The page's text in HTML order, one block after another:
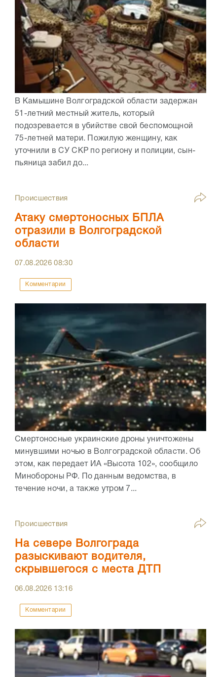
В Камышине Волгоградской области задержан
51-летний местный житель, который
подозревается в убийстве свой беспомощной
75-летней матери. Пожилую женщину, как
уточнили в СУ СКР по региону и полиции, сын-
пьяница забил до...
Происшествия
Атаку смертоносных БПЛА
отразили в Волгоградской
области
07.08.202608:30
Комментарии
Смертоносные украинские дроны уничтожены
минувшими ночью в Волгоградской области. Об
этом, как передает ИА «Высота 102», сообщило
Минобороны РФ. По данным ведомства, в
течение ночи, а также утром 7...
Происшествия
На севере Волгограда
разыскивают водителя,
скрывшегося с места ДТП
06.08.2026 13:16
Комментарии